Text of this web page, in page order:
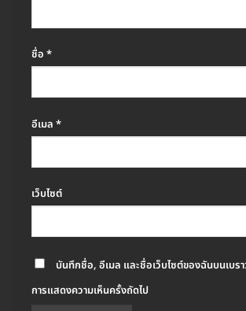
ชื่อ *
อีเมล *
เว็บไซต์
บันทึกชื่อ, อีเมล และชื่อเว็บไซต์ของฉันบนเบร
การแสดงความเห็นครั้งถัดไป